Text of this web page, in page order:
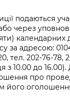
подаються
через
календарних
за адресою:
тел. 202-76-78,
з 10.00 до
про
його